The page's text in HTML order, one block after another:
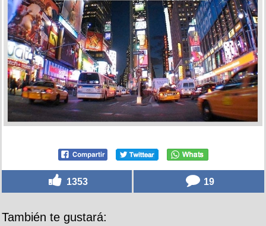
1353 19
También te gustará: